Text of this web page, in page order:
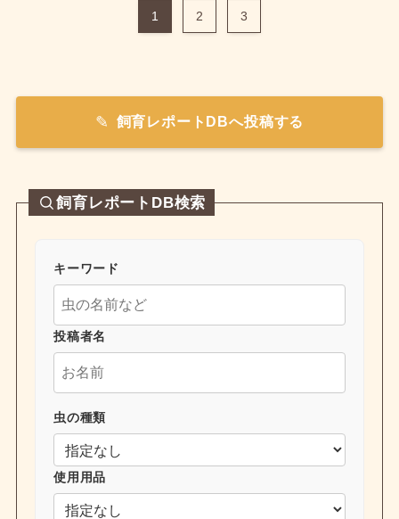
1 2 3
飼育レポートDBへ投稿する
飼育レポートDB検索
キーワード
投稿者名
虫の種類
使用用品